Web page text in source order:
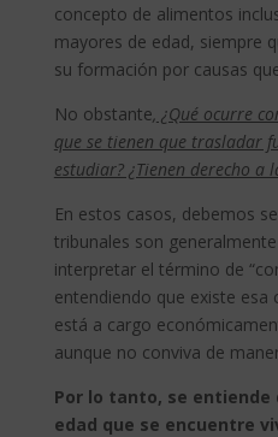
concepto de alimentos
mayores de edad, siempre
su formación por causas
No obstante, ¿Qué ocurre
que se tienen que trasladar
estudiar? ¿Tienen derecho a
En estos casos, debemos
tribunales son
interpretar el término de
entendiendo que existe esa
está a cargo
aunque no conviva de
Por lo tanto, se entiende
edad que se encuentre